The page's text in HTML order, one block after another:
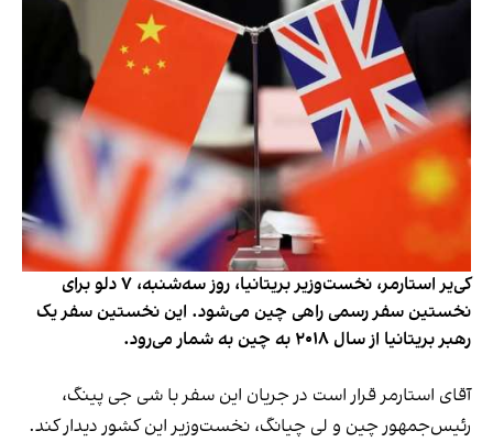
کی‌یر استارمر، نخست‌وزیر بریتانیا، روز سه‌شنبه، ۷ دلو برای
نخستین سفر رسمی راهی چین می‌شود. این نخستین سفر یک
رهبر بریتانیا از سال ۲۰۱۸ به چین به شمار می‌رود.
آقای استارمر قرار است در جریان این سفر با شی جی پینگ،
رئیس‌جمهور چین و لی چیانگ، نخست‌وزیر این کشور دیدار کند.